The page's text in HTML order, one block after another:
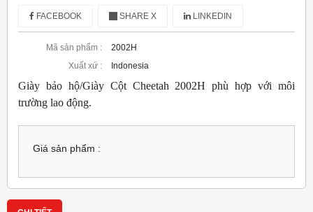
FACEBOOK SHARE X LINKEDIN
Mã sản phẩm :
2002H
Xuất xứ :
Indonesia
Giày bảo hộ/Giày Cột Cheetah 2002H phù hợp với môi
trường lao động.
Giá sản phẩm :